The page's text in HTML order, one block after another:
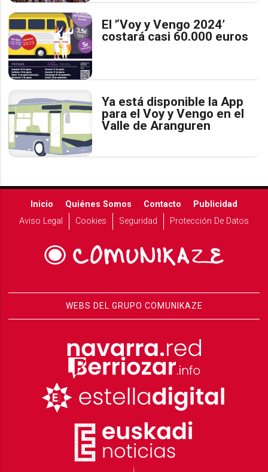
El '‘Voy y Vengo 2024’
costará casi 60.000 euros
Ya está disponible la App
para el Voy y Vengo en el
Valle de Aranguren
Inicio Quiénes Somos Contacto
Publicidad
Aviso Legal
Cookies Seguridad Protección De Datos
WEBS DEL GRUPO COMUNIKAZE